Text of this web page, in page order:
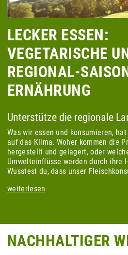
LECKER ESSEN:
VEGETARISCHE
REGIONAL-
ERNÄHRUNG
Unterstütze die regionale
Was wir essen und konsumieren,
auf das Klima. Woher kommen die
hergestellt und gelagert, oder
Umwelteinflüsse werden durch ihre
Wusstest du, dass unser
weiterlesen
NACHHALTIGER